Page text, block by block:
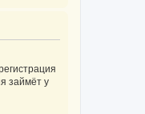
займёт у